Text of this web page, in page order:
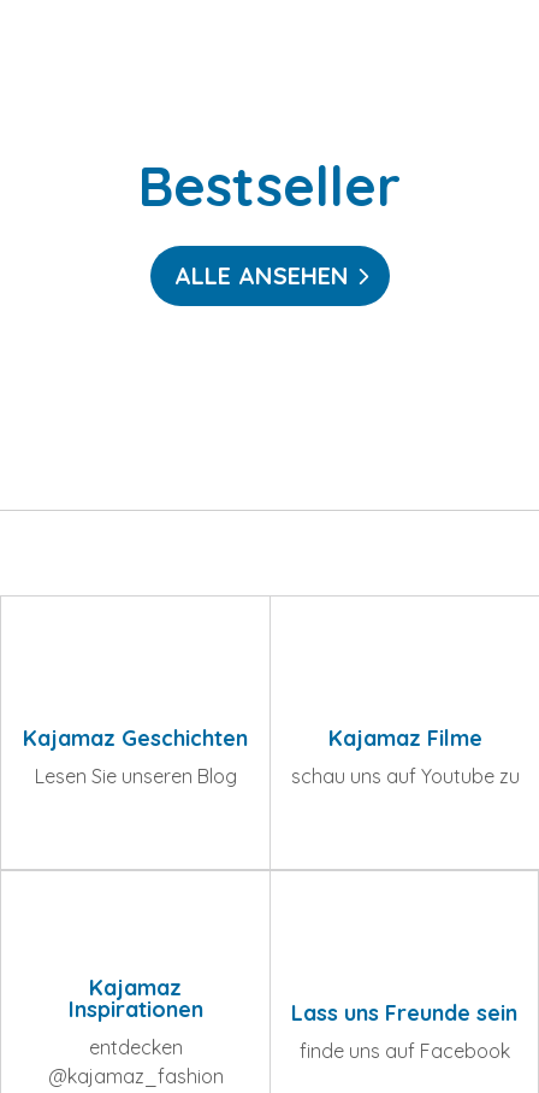
Bestseller
ALLE ANSEHEN
Kajamaz Geschichten
Lesen Sie unseren Blog
Kajamaz Filme
schau uns auf Youtube zu
Kajamaz
Inspirationen
entdecken
@kajamaz_fashion
Lass uns Freunde sein
finde uns auf Facebook